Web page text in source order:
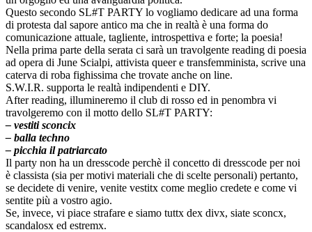
Questo secondo SL#T PARTY lo vogliamo dedicare ad una forma
di protesta dal sapore antico ma che in realtà è una forma do
comunicazione attuale, tagliente, introspettiva e forte; la poesia!
Nella prima parte della serata ci sarà un travolgente reading di poesia
ad opera di June Scialpi, attivista queer e transfemminista, scrive una
caterva di roba fighissima che trovate anche on line.
S.W.I.R. supporta le realtà indipendenti e DIY.
After reading, illumineremo il club di rosso ed in penombra vi
travolgeremo con il motto dello SL#T PARTY:
– vestiti sconcix
– balla techno
– picchia il patriarcato
Il party non ha un dresscode perchè il concetto di dresscode per noi
è classista (sia per motivi materiali che di scelte personali) pertanto,
se decidete di venire, venite vestitx come meglio credete e come vi
sentite più a vostro agio.
Se, invece, vi piace strafare e siamo tuttx dex divx, siate sconcx,
scandalosx ed estremx.